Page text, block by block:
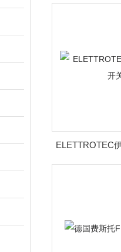
ELETTROTEC